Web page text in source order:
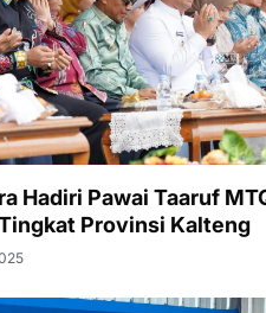
Hadiri Pawai Taaruf
Provinsi Kalteng